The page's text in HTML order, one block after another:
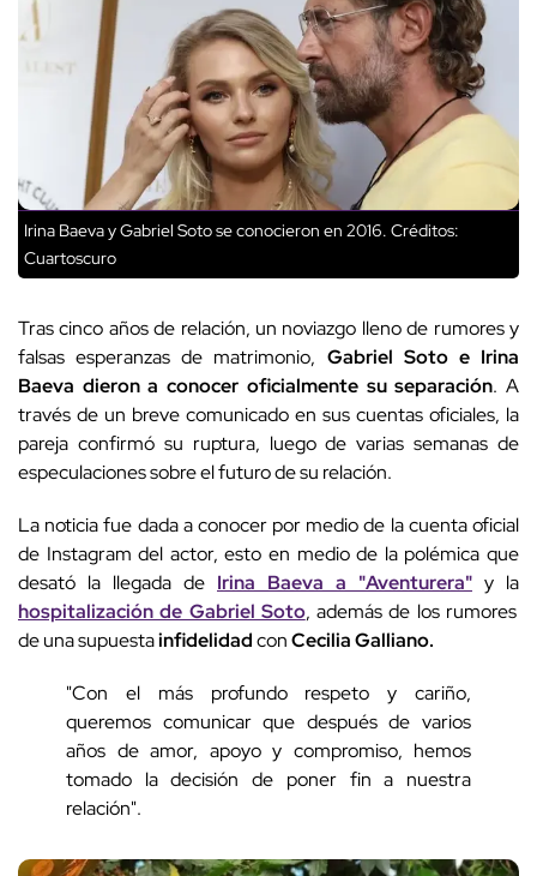
Irina Baeva y Gabriel Soto se conocieron en 2016. Créditos:
Cuartoscuro
Tras cinco años de relación, un noviazgo lleno de rumores y
falsas esperanzas de matrimonio, Gabriel Soto e Irina
Baeva dieron a conocer oficialmente su separación. A
través de un breve comunicado en sus cuentas oficiales, la
pareja confirmó su ruptura, luego de varias semanas de
especulaciones sobre el futuro de su relación.
La noticia fue dada a conocer por medio de la cuenta oficial
de Instagram del actor, esto en medio de la polémica que
desató la llegada de Irina Baeva a "Aventurera" y la
hospitalización de Gabriel Soto, además de los rumores
de una supuestainfidelidadconCecilia Galliano.
"Con el más profundo respeto y cariño,
queremos comunicar que después de varios
años de amor, apoyo y compromiso, hemos
tomado la decisión de poner fin a nuestra
relación".